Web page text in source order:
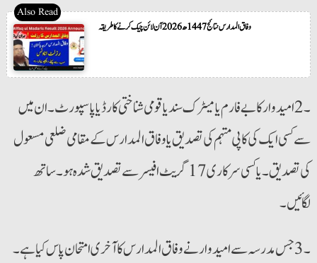
وفاق المدارس نتائج 1447ھ 2026 آن لائن چیک کرنے کا طریقہ
۔2 امیدوار کا بے فارم یا میٹرک سند یا قومی شناختی کارڈ یا پاسپورٹ۔ان میں
سے کسی ایک کی کاپی مہتمم کی تصدیق یا وفاق المدارس کے مقامی ضلعی مسعول
کی تصدیق۔ یا کسی سرکاری 17 گریٹ افیسر سے تصدیق شدہ ہو۔ساتھ
لگائیں۔
۔3 جس مدرسہ سے امیدوار نے وفاق المدارس کا آخری امتحان پاس کیا ہے۔